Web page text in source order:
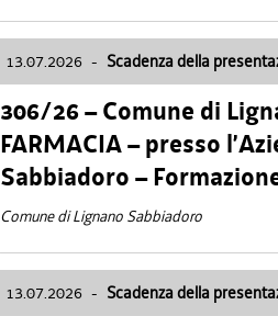
13.07.2026 - Scadenza della
306/26 – Comune di
FARMACIA – presso
Sabbiadoro –
Comune di Lignano Sabbiadoro
13.07.2026 - Scadenza della